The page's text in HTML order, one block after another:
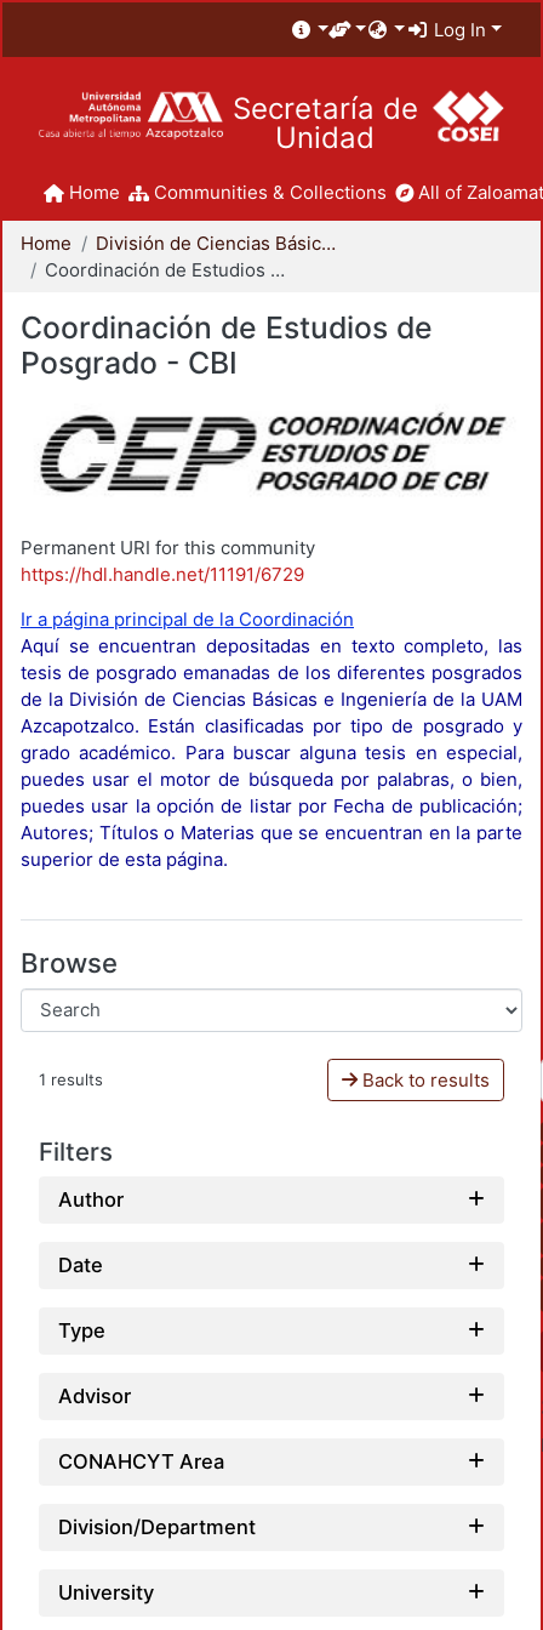
Log In
Secretaría de
Unidad
Home Communities & Collections All of
Home
División de Ciencias Básicas e Ingeniería
Coordinación de Estudios de Posgrado - CBI
Coordinación de Estudios de
Posgrado - CBI
Permanent URI for this community
https://hdl.handle.net/11191/6729
Ir a página principal de la Coordinación
Aquí se encuentran depositadas en texto completo, las
tesis de posgrado emanadas de los diferentes posgrados
de la División de Ciencias Básicas e Ingeniería de la UAM
Azcapotzalco. Están clasificadas por tipo de posgrado y
grado académico. Para buscar alguna tesis en especial,
puedes usar el motor de búsqueda por palabras, o bien,
puedes usar la opción de listar por Fecha de publicación;
Autores; Títulos o Materias que se encuentran en la parte
superior de esta página.
Browse
1 results Back to results
Filters
Author
Date
Type
Advisor
CONAHCYT Area
Division/Department
University